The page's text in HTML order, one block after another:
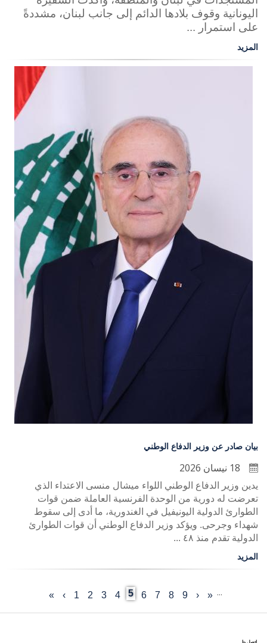
اليونانية وقوف بلادها الدائم إلى جانب لبنان، مشددةً
على استمرار ...
المزيد
بيان صادر عن وزير الدفاع الوطني
يدين وزير الدفاع الوطني اللواء ميشال منسى الاعتداء الذي
تعرضت له دورية من الوحدة الفرنسية العاملة ضمن قوات
الطوارئ الدولية اليونيفيل في الغندورية، ما أدى إلى سقوط
شهداء وجرحى. ويؤكد وزير الدفاع الوطني أن قوات الطوارئ
الدولية تقدم منذ ٤٨ ...
المزيد
First
»
Previous
›
الصفحة
1
الصفحة
2
الصفحة
3
الصفحة
4
Current
5
الصفحة
6
الصفحة
7
الصفحة
8
الصفحة
9 …
الصفحة
‹
Last
«
اتصل بنا